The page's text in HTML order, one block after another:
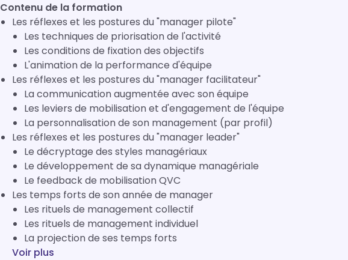
Contenu de la formation
Les réflexes et les postures du "manager pilote"
Les techniques de priorisation de l'activité
Les conditions de fixation des objectifs
L'animation de la performance d'équipe
Les réflexes et les postures du "manager facilitateur"
La communication augmentée avec son équipe
Les leviers de mobilisation et d'engagement de l'équipe
La personnalisation de son management (par profil)
Les réflexes et les postures du "manager leader"
Le décryptage des styles managériaux
Le développement de sa dynamique managériale
Le feedback de mobilisation QVC
Les temps forts de son année de manager
Les rituels de management collectif
Les rituels de management individuel
La projection de ses temps forts
Voir plus